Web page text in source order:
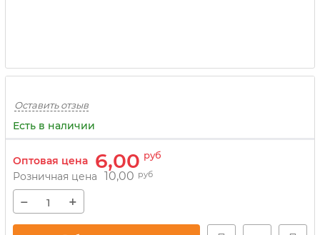
Оставить отзыв
Есть в наличии
Оптовая цена 6,00 руб
Розничная цена 10,00 руб
− +